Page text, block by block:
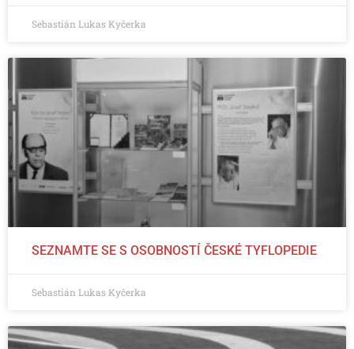
Sebastián Lukas Kyčerka
SEZNAMTE SE S OSOBNOSTÍ ČESKÉ TYFLOPEDIE
Sebastián Lukas Kyčerka